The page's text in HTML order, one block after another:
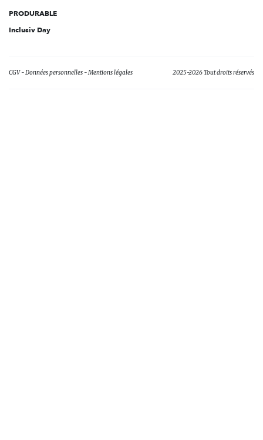
PRODURABLE
Inclusiv Day
CGV Données personnelles Mentions légales 2025-2026 Tout droits réservés